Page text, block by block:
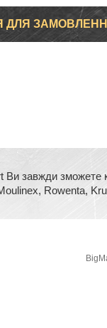
ДЛЯ
Ви завжди зможете
Rowenta,